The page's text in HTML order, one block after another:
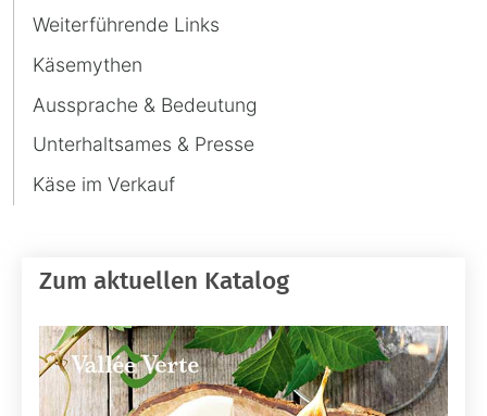
Weiterführende Links
Käsemythen
Aussprache & Bedeutung
Unterhaltsames & Presse
Käse im Verkauf
Zum aktuellen Katalog